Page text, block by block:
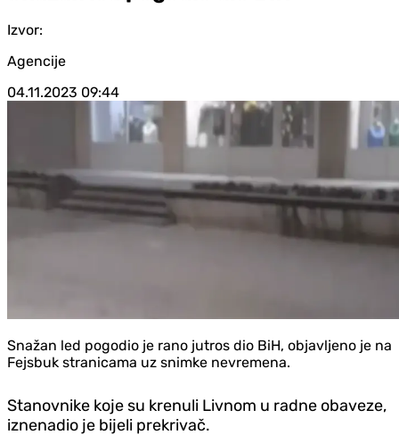
Izvor:
Agencije
04.11.2023 09:44
Snažan led pogodio je rano jutros dio BiH, objavljeno je na
Fejsbuk stranicama uz snimke nevremena.
Stanovnike koje su krenuli Livnom u radne obaveze,
iznenadio je bijeli prekrivač.